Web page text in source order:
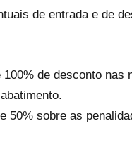
de entrada e de
100% de desconto nas
50% sobre as